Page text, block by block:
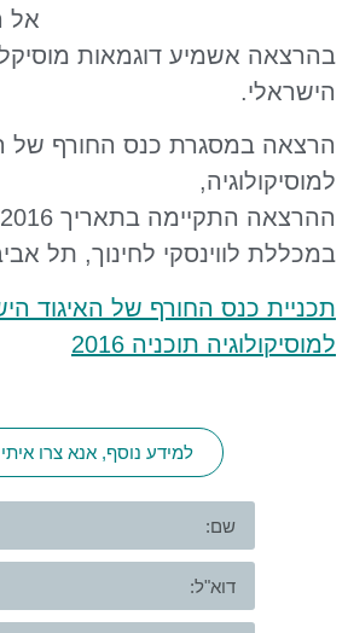
אל
בהרצאה אשמיע דוגמאות
הישראלי.
הרצאה במסגרת כנס החורף של
למוסיקולוגיה,
ההרצאה התקיימה בתאריך 15.02.2016,
במכללת לווינסקי לחינוך, תל
תכניית כנס החורף של האיגוד
למוסיקולוגיה תוכניה 2016
למידע נוסף, אנא צרו